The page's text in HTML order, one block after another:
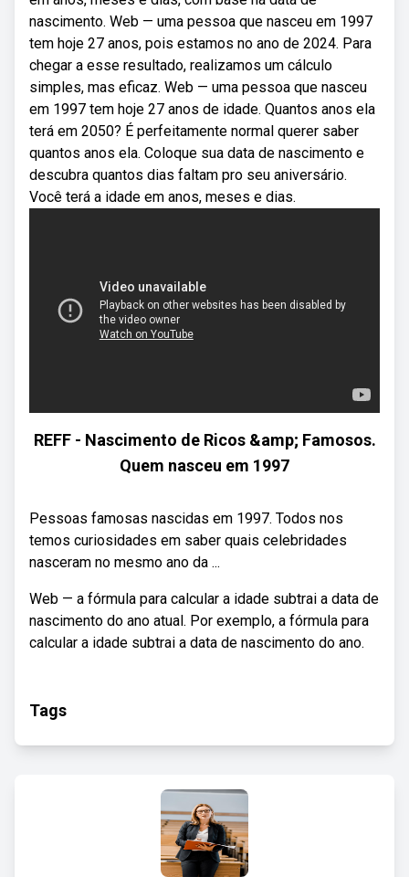
nascimento. Web — uma pessoa que nasceu em 1997
tem hoje 27 anos, pois estamos no ano de 2024. Para
chegar a esse resultado, realizamos um cálculo
simples, mas eficaz. Web — uma pessoa que nasceu
em 1997 tem hoje 27 anos de idade. Quantos anos ela
terá em 2050? É perfeitamente normal querer saber
quantos anos ela. Coloque sua data de nascimento e
descubra quantos dias faltam pro seu aniversário.
Você terá a idade em anos, meses e dias.
REFF - Nascimento de Ricos &amp; Famosos.
Quem nasceu em 1997
Pessoas famosas nascidas em 1997. Todos nos
temos curiosidades em saber quais celebridades
nasceram no mesmo ano da ...
Web — a fórmula para calcular a idade subtrai a data de
nascimento do ano atual. Por exemplo, a fórmula para
calcular a idade subtrai a data de nascimento do ano.
Tags